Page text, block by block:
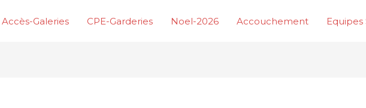
Accès-Galeries CPE-Garderies Noel-2026 Accouchement Equipes